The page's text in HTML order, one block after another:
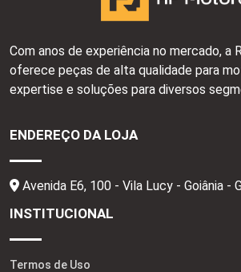
Com anos de experiência no mercado, a
oferece peças de alta qualidade para
expertise e soluções para diversos
ENDEREÇO DA LOJA
Avenida E6, 100 - Vila Lucy - Goiânia -
INSTITUCIONAL
Termos de Uso